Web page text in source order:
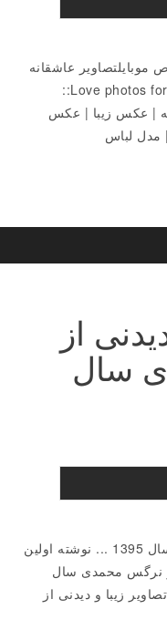
عاشقانه
برای موبایل با ابعاد 320*240, Love photos for mobile::
| عکس زیبا | عکس
لباس
از
سال
تصاویر زیبا و دیدنی از نرگس محمدی سال 1395 ... نوشته اولین
نرگس محمدی سال
زیبا و دیدنی از